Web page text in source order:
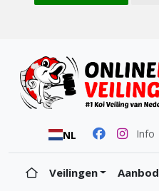
NL Info
Veilingen Aanbod